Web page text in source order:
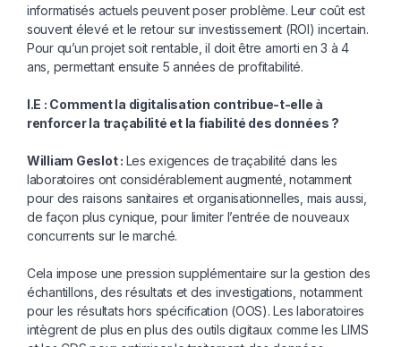
informatisés actuels peuvent poser problème. Leur coût est
souvent élevé et le retour sur investissement (ROI) incertain.
Pour qu’un projet soit rentable, il doit être amorti en 3 à 4
ans, permettant ensuite 5 années de profitabilité.
I.E : Comment la digitalisation contribue-t-elle à
renforcer la traçabilité et la fiabilité des données ?
William Geslot : Les exigences detraçabilité dans les
laboratoires ont considérablement augmenté, notamment
pour des raisons sanitaires et organisationnelles, mais aussi,
de façon plus cynique, pour limiter l’entrée de nouveaux
concurrents sur le marché.
Cela impose une pression supplémentaire sur la gestion des
échantillons, des résultats et des investigations, notamment
pour les résultats hors spécification (OOS). Les laboratoires
intègrent de plus en plus des outils digitaux comme les LIMS